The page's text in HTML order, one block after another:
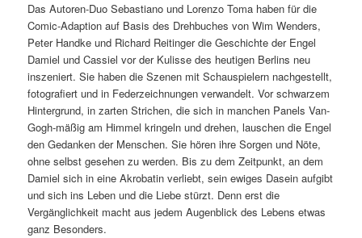
Das Autoren-Duo Sebastiano und Lorenzo Toma haben für die
Comic-Adaption auf Basis des Drehbuches von Wim Wenders,
Peter Handke und Richard Reitinger die Geschichte der Engel
Damiel und Cassiel vor der Kulisse des heutigen Berlins neu
inszeniert. Sie haben die Szenen mit Schauspielern nachgestellt,
fotografiert und in Federzeichnungen verwandelt. Vor schwarzem
Hintergrund, in zarten Strichen, die sich in manchen Panels Van-
Gogh-mäßig am Himmel kringeln und drehen, lauschen die Engel
den Gedanken der Menschen. Sie hören ihre Sorgen und Nöte,
ohne selbst gesehen zu werden. Bis zu dem Zeitpunkt, an dem
Damiel sich in eine Akrobatin verliebt, sein ewiges Dasein aufgibt
und sich ins Leben und die Liebe stürzt. Denn erst die
Vergänglichkeit macht aus jedem Augenblick des Lebens etwas
ganz Besonders.